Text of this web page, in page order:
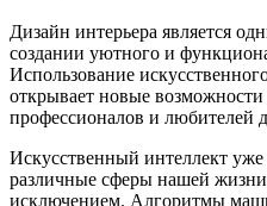
Дизайн интерьера является
создании уютного и
Использование
открывает новые
профессионалов и любителей
Искусственный интеллект
различные сферы нашей
исключением. Алгоритмы